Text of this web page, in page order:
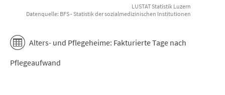
LUSTAT Statistik Luzern
Datenquelle: BFS - Statistik der sozialmedizinischen Institutionen
Alters- und Pflegeheime: Fakturierte Tage nach
Pflegeaufwand